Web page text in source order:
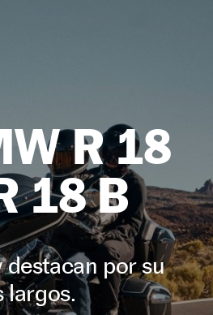
R 18
18 B
por su
largos.